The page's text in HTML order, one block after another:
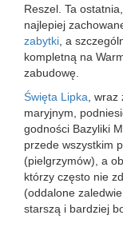
Reszel. Ta
najlepiej
zabytki , a
kompletną na
zabudowę.
Święta Lipka ,
maryjnym,
godności Bazyliki
przede wszystkim
(pielgrzymów), a
którzy często nie
(oddalone
starszą i bardziej